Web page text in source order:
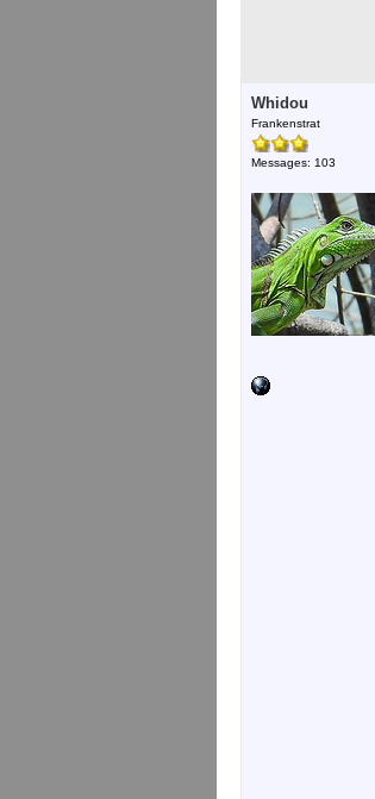
Whidou
Frankenstrat
Messages: 103